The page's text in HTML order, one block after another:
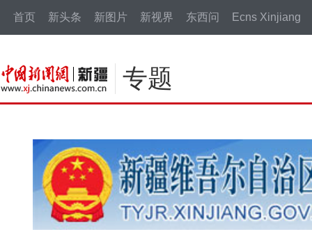
首页
新头条 新图片 新视界 东西问 Ecns Xinjiang
专题